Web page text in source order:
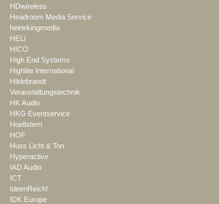
HDwireless
Headroom Media Service
heinekingmedia
HELi
HICO
High End Systems
Highlite International
Hildebrandt
Veranstaltungstechnik
HK Audio
HKG Eventservice
Hoellstern
HOF
Huss Licht & Ton
Hyperactive
IAD Audio
ICT
IdeenReich!
IDK Europe